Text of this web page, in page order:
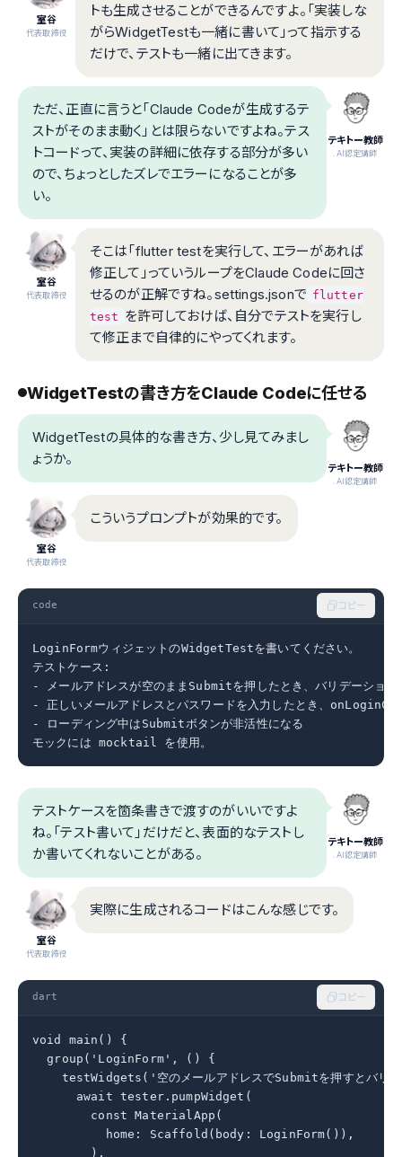
室谷
代表取締役
トも生成させることができるんですよ。「実装しな
がらWidgetTestも一緒に書いて」って指示する
だけで、テストも一緒に出てきます。
テキトー教師
.AI認定講師
ただ、正直に言うと「Claude Codeが生成するテ
ストがそのまま動く」とは限らないですよね。テス
トコードって、実装の詳細に依存する部分が多い
ので、ちょっとしたズレでエラーになることが多
い。
室谷
代表取締役
そこは「flutter testを実行して、エラーがあれば
修正して」っていうループをClaude Codeに回さ
せるのが正解ですね。settings.jsonで flutter
test を許可しておけば、自分でテストを実行し
て修正まで自律的にやってくれます。
WidgetTestの書き方をClaude Codeに任せる
テキトー教師
.AI認定講師
WidgetTestの具体的な書き方、少し見てみまし
ょうか。
室谷
代表取締役
こういうプロンプトが効果的です。
code コピー
LoginFormウィジェットのWidgetTestを書いてください。
テストケース:
- メールアドレスが空のままSubmitを押したとき、バリデーション
- 正しいメールアドレスとパスワードを入力したとき、
- ローディング中はSubmitボタンが非活性になる
モックには mocktail を使用。
テキトー教師
.AI認定講師
テストケースを箇条書きで渡すのがいいですよ
ね。「テスト書いて」だけだと、表面的なテストし
か書いてくれないことがある。
室谷
代表取締役
実際に生成されるコードはこんな感じです。
dart コピー
void main() {
  group('LoginForm', () {
testWidgets('空のメールアドレスでSubmitを押すとバリ
      await tester.pumpWidget(
        const MaterialApp(
          home: Scaffold(body: LoginForm()),
        ),